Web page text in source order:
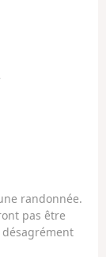
randonnée.
pas être